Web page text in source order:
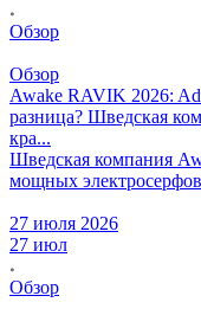
Обзор
Обзор
Awake RAVIK 2026:
разница? Шведская
кра...
Шведская компания
мощных
27 июля 2026
27 июл
Обзор